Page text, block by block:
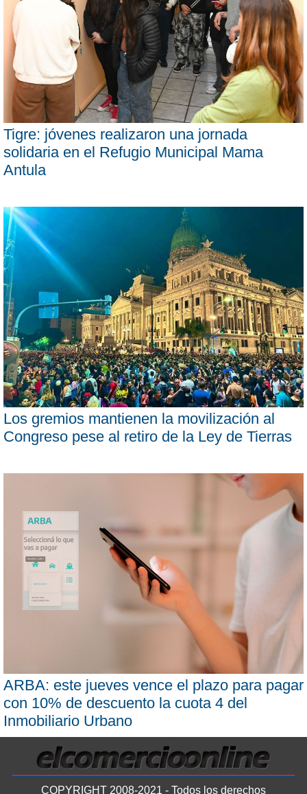
Tigre: jóvenes realizaron una jornada
solidaria en el Refugio Municipal Mama
Antula
Los gremios mantienen la movilización al
Congreso pese al retiro de la Ley de Tierras
ARBA: este jueves vence el plazo para pagar
con 10% de descuento la cuota 4 del
Inmobiliario Urbano
COPYRIGHT 2008-2021 - Todos los derechos